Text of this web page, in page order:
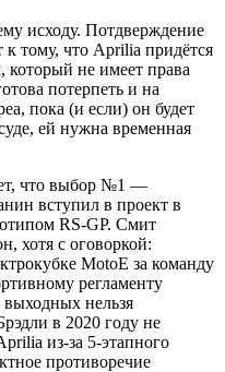
исходу. Потдверждение
тому, что Aprilia придётся
который не имеет права
потерпеть и на
пока (и если) он будет
ей нужна временная
что выбор №1 —
вступил в проект в
RS-GP. Смит
хотя с оговоркой:
MotoE за команду
регламенту
нельзя
в 2020 году не
из-за 5-этапного
противоречие